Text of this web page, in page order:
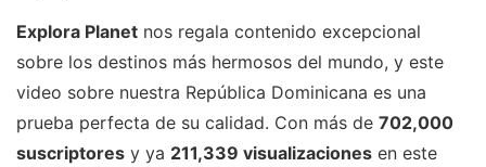
Explora Planet nos regala contenido excepcional
sobre los destinos más hermosos del mundo, y este
video sobre nuestra República Dominicana es una
prueba perfecta de su calidad. Con más de 702,000
suscriptores y ya 211,339 visualizaciones en este